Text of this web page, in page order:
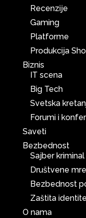
Recenzije
Gaming
Platforme
Produkcija
Biznis
IT scena
Big Tech
Svetska
Forumi i
Saveti
Bezbednost
Sajber kriminal
Društvene
Bezbednost
Zaštita
O nama